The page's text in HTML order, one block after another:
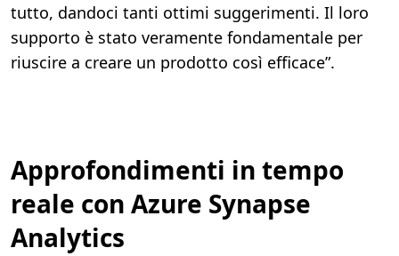
tutto, dandoci tanti ottimi suggerimenti. Il loro
supporto è stato veramente fondamentale per
riuscire a creare un prodotto così efficace”.
Approfondimenti in tempo
reale con Azure Synapse
Analytics